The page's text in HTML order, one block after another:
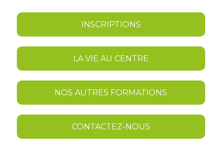
INSCRIPTIONS
LA VIE AU CENTRE
NOS AUTRES FORMATIONS
CONTACTEZ-NOUS